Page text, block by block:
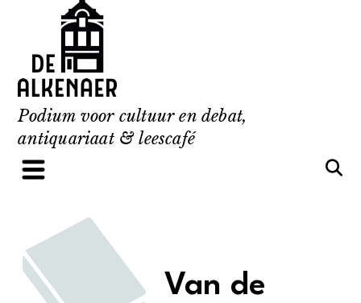
content
Podium voor cultuur en debat,
antiquariaat & leescafé
Van de